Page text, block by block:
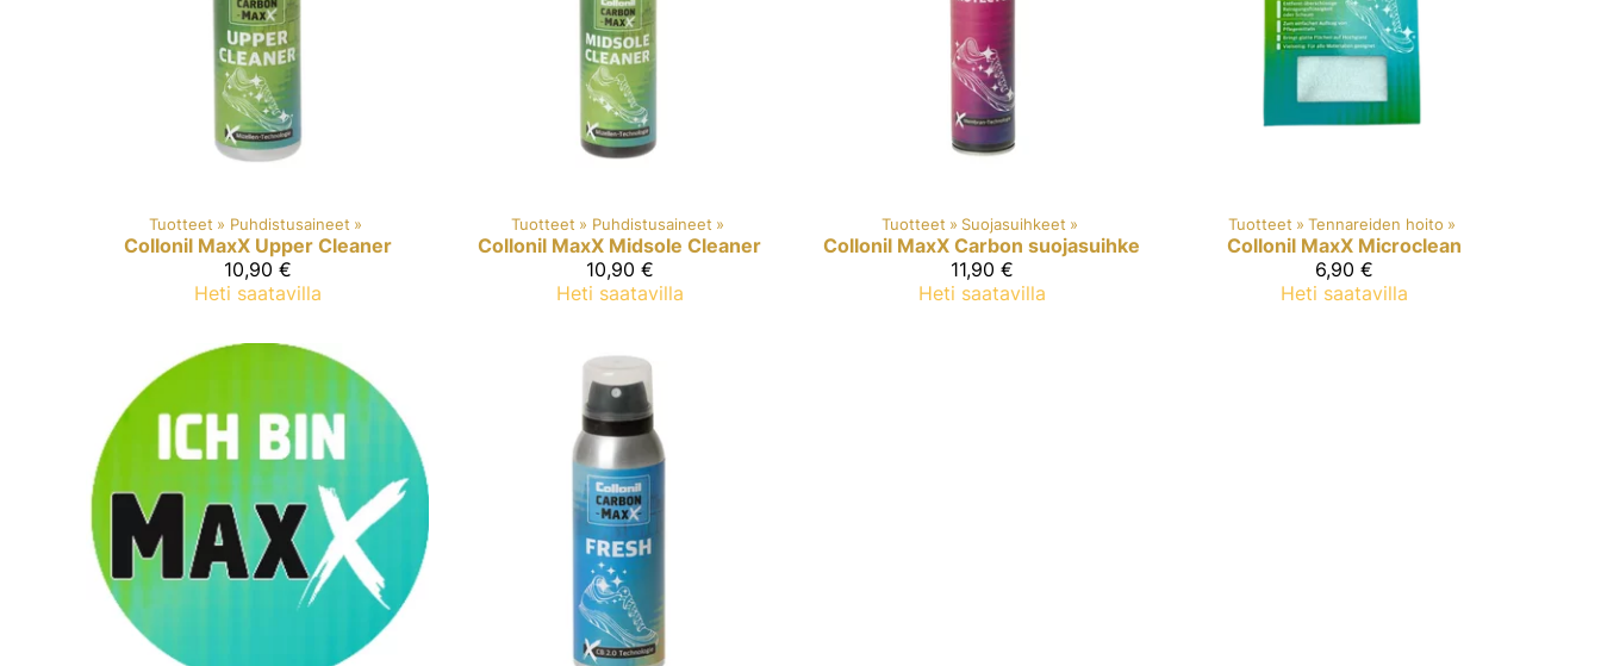
Tuotteet ‪» Puhdistusaineet ‪»
Collonil MaxX Upper Cleaner
10,90 €
Heti saatavilla
Tuotteet ‪» Puhdistusaineet ‪»
Collonil MaxX Midsole Cleaner
10,90 €
Heti saatavilla
Tuotteet ‪» Suojasuihkeet ‪»
Collonil MaxX Carbon suojasuihke
11,90 €
Heti saatavilla
Tuotteet ‪» Tennareiden hoito ‪»
Collonil MaxX Microclean
6,90 €
Heti saatavilla